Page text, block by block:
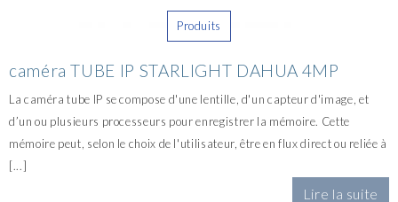
Produits
caméra TUBE IP STARLIGHT DAHUA 4MP
La caméra tube IP se compose d'une lentille, d'un capteur d'image, et
d’un ou plusieurs processeurs pour enregistrer la mémoire. Cette
mémoire peut, selon le choix de l'utilisateur, être en flux direct ou reliée à
[...]
Lire la suite